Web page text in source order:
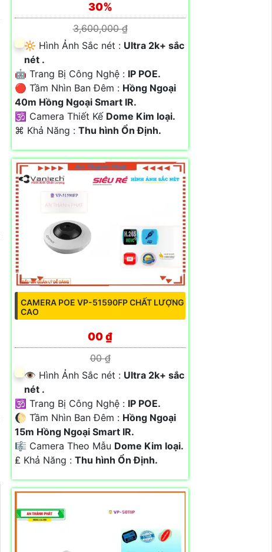
30%
3,600,000 ₫
🔆 Hình Ảnh Sắc nét : Ultra 2k+ sắc
nét .
🤖️ Trang Bị Công Nghệ : IP POE.
🔴 Tầm Nhìn Ban Đêm : Hồng Ngoại
40m Hồng Ngoại Smart IR.
🕉️ Camera Thiết Kế Dome Kim loại.
️⌘ Khả Năng : Thu hình Ổn Định.
CAMERA POE VP-51590FP CHẤT LƯỢNG
CAO
00 ₫
00 ₫
👁 Hình Ảnh Sắc nét : Ultra 2k+ sắc
nét .
🕉️ Trang Bị Công Nghệ : IP POE.
🌔 Tầm Nhìn Ban Đêm : Hồng Ngoại
15m Hồng Ngoại Smart IR.
🎼️ Camera Theo Mẫu Dome Kim loại.
️₤ Khả Năng : Thu hình Ổn Định.